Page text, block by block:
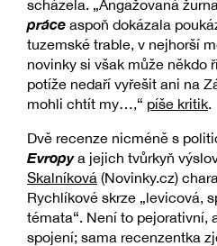
scházela. „Angažovaná
práce aspoň dokázala
tuzemské trable, v nejhorší
novinky si však může někdo
potíže nedaří vyřešit ani na
mohli chtít my…,“ píše kritik.
Dvě recenze nicméně s
Evropya jejich tvůrkyň
Skalníková (Novinky.cz)
Rychlíkové skrze „levicová,
témata“. Není to pejorativní,
spojení; sama recenzentka